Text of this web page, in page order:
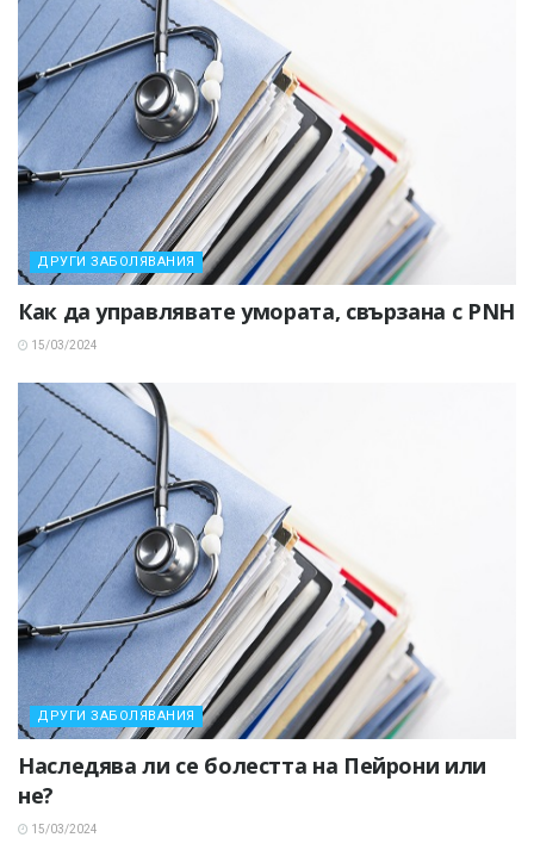
ДРУГИ ЗАБОЛЯВАНИЯ
Как да управлявате умората, свързана с PNH
15/03/2024
ДРУГИ ЗАБОЛЯВАНИЯ
Наследява ли се болестта на Пейрони или
не?
15/03/2024